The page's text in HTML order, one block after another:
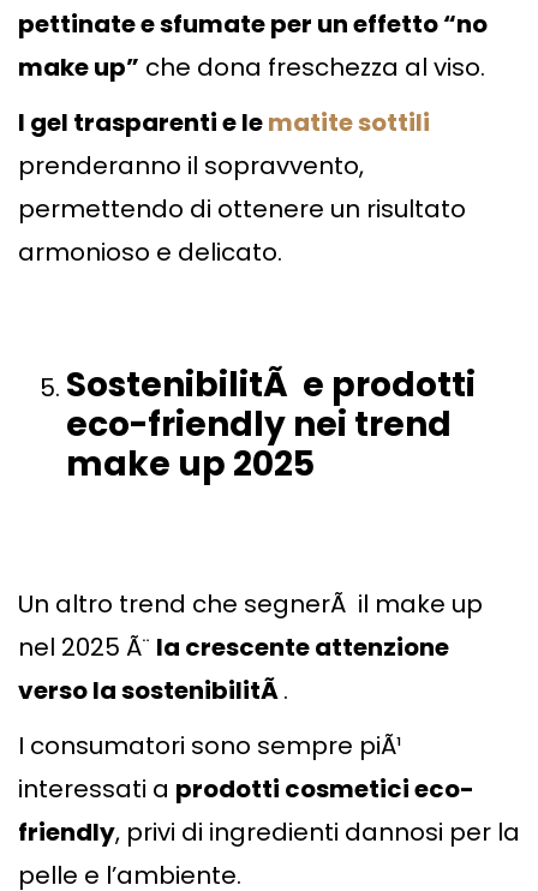
pettinate e sfumate per un effetto “no
make up” che dona freschezza al viso.
I gel trasparenti e lematite sottili
prenderanno il sopravvento,
permettendo di ottenere un risultato
armonioso e delicato.
SostenibilitÃ e prodotti
eco-friendly nei trend
make up 2025
Un altro trend che segnerÃ il make up
nel 2025 Ã¨ la crescente attenzione
verso la sostenibilitÃ.
I consumatori sono sempre piÃ¹
interessati a prodotti cosmetici eco-
friendly, privi di ingredienti dannosi per la
pelle e l’ambiente.